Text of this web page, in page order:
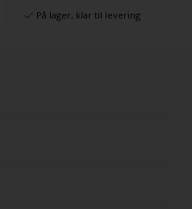
På lager, klar til levering